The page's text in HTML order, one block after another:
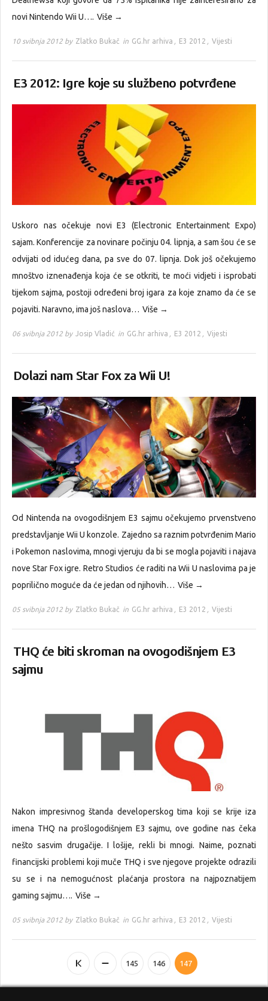
novi Nintendo Wii U…. Više →
10 svibnja 2012 by Zlatko Bukač in GG.hr arhiva , E3 2012 , Vijesti
E3 2012: Igre koje su službeno potvrđene
Uskoro nas očekuje novi E3 (Electronic Entertainment Expo)
sajam. Konferencije za novinare počinju 04. lipnja, a sam šou će se
odvijati od idućeg dana, pa sve do 07. lipnja. Dok još očekujemo
mnoštvo iznenađenja koja će se otkriti, te moći vidjeti i isprobati
tijekom sajma, postoji određeni broj igara za koje znamo da će se
pojaviti. Naravno, ima još naslova… Više →
06 svibnja 2012 by Josip Vladić in GG.hr arhiva , E3 2012 , Vijesti
Dolazi nam Star Fox za Wii U!
Od Nintenda na ovogodišnjem E3 sajmu očekujemo prvenstveno
predstavljanje Wii U konzole. Zajedno sa raznim potvrđenim Mario
i Pokemon naslovima, mnogi vjeruju da bi se mogla pojaviti i najava
nove Star Fox igre. Retro Studios će raditi na Wii U naslovima pa je
poprilično moguće da će jedan od njihovih… Više →
05 svibnja 2012 by Zlatko Bukač in GG.hr arhiva , E3 2012 , Vijesti
THQ će biti skroman na ovogodišnjem E3
sajmu
Nakon impresivnog štanda developerskog tima koji se krije iza
imena THQ na prošlogodišnjem E3 sajmu, ove godine nas čeka
nešto sasvim drugačije. I lošije, rekli bi mnogi. Naime, poznati
financijski problemi koji muče THQ i sve njegove projekte odrazili
su se i na nemogućnost plaćanja prostora na najpoznatijem
gaming sajmu…. Više →
05 svibnja 2012 by Zlatko Bukač in GG.hr arhiva , E3 2012 , Vijesti
145 146 147